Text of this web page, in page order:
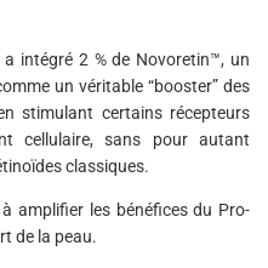
a intégré 2 % de Novoretin™, un
un véritable “booster” des
stimulant certains récepteurs
cellulaire, sans pour autant
classiques.
amplifier les bénéfices du Pro-
de la peau.